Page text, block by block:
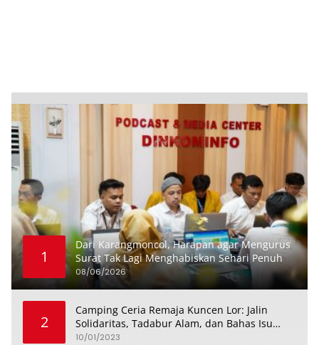
1
Dari Karangmoncol, Harapan agar Mengurus
Surat Tak Lagi Menghabiskan Sehari Penuh
08/06/2026
2
Camping Ceria Remaja Kuncen Lor: Jalin
Solidaritas, Tadabur Alam, dan Bahas Isu
Keremajaan
10/01/2023